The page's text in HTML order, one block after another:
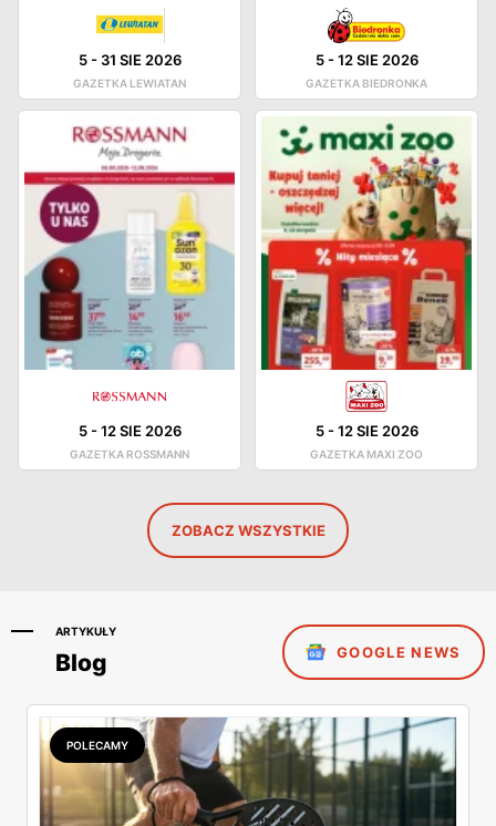
5- 31 SIE 2026
GAZETKA LEWIATAN
5-12 SIE 2026
GAZETKA BIEDRONKA
5-12 SIE 2026
GAZETKA ROSSMANN
5-12 SIE 2026
GAZETKA MAXI ZOO
ZOBACZ WSZYSTKIE
ARTYKUŁY
Blog GOOGLE NEWS
POLECAMY